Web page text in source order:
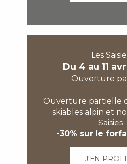
Les
Du 4 au 11
Ouverture
Ouverture partielle
skiables alpin et
Saisies
-30% sur le
J'EN